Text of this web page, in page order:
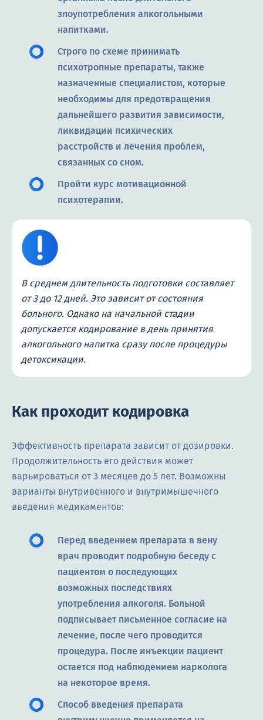
злоупотребления алкогольными
напитками.
Строго по схеме принимать
психотропные препараты, также
назначенные специалистом, которые
необходимы для предотвращения
дальнейшего развития зависимости,
ликвидации психических
расстройств и лечения проблем,
связанных со сном.
Пройти курс мотивационной
психотерапии.
В среднем длительность подготовки составляет
от 3 до 12 дней. Это зависит от состояния
больного. Однако на начальной стадии
допускается кодирование в день принятия
алкогольного напитка сразу после процедуры
детоксикации.
Как проходит кодировка
Эффективность препарата зависит от дозировки.
Продолжительность его действия может
варьироваться от 3 месяцев до 5 лет. Возможны
варианты внутривенного и внутримышечного
введения медикаментов:
Перед введением препарата в вену
врач проводит подробную беседу с
пациентом о последующих
возможных последствиях
употребления алкоголя. Больной
подписывает письменное согласие на
лечение, после чего проводится
процедура. После инъекции пациент
остается под наблюдением нарколога
на некоторое время.
Способ введения препарата